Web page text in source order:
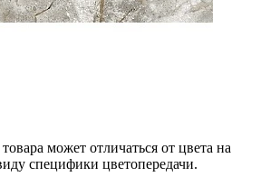
может отличаться от цвета на
специфики цветопередачи.